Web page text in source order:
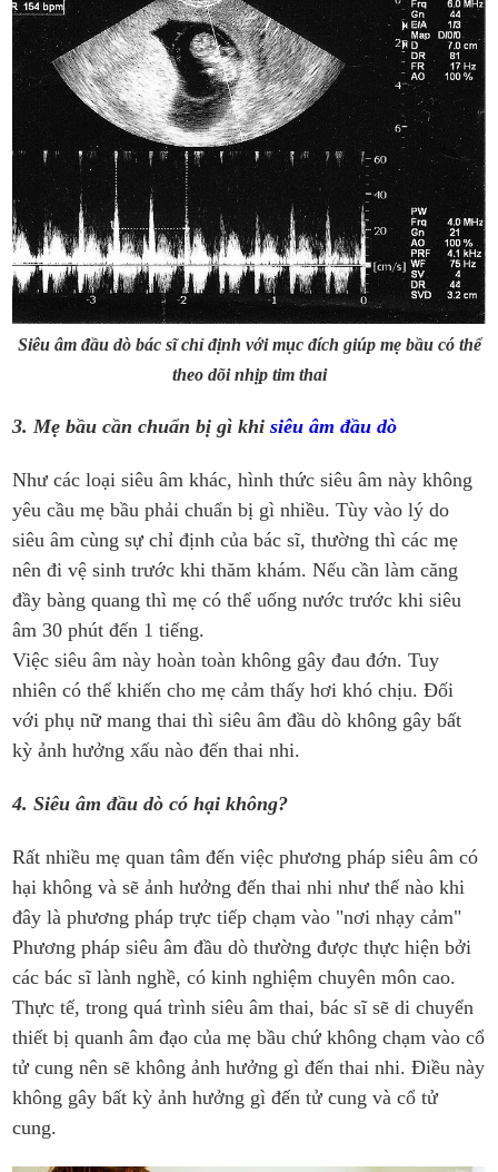
Siêu âm đầu dò bác sĩ chỉ định với mục đích giúp mẹ bầu có thể
theo dõi nhịp tim thai
3. Mẹ bầu cần chuẩn bị gì khisiêu âm đầu dò
Như các loại siêu âm khác, hình thức siêu âm này không
yêu cầu mẹ bầu phải chuẩn bị gì nhiều. Tùy vào lý do
siêu âm cùng sự chỉ định của bác sĩ, thường thì các mẹ
nên đi vệ sinh trước khi thăm khám. Nếu cần làm căng
đầy bàng quang thì mẹ có thể uống nước trước khi siêu
âm 30 phút đến 1 tiếng.
Việc siêu âm này hoàn toàn không gây đau đớn. Tuy
nhiên có thể khiến cho mẹ cảm thấy hơi khó chịu. Đối
với phụ nữ mang thai thì siêu âm đầu dò không gây bất
kỳ ảnh hưởng xấu nào đến thai nhi.
4. Siêu âm đầu dò có hại không?
Rất nhiều mẹ quan tâm đến việc phương pháp siêu âm có
hại không và sẽ ảnh hưởng đến thai nhi như thế nào khi
đây là phương pháp trực tiếp chạm vào "nơi nhạy cảm"
Phương pháp siêu âm đầu dò thường được thực hiện bởi
các bác sĩ lành nghề, có kinh nghiệm chuyên môn cao.
Thực tế, trong quá trình siêu âm thai, bác sĩ sẽ di chuyển
thiết bị quanh âm đạo của mẹ bầu chứ không chạm vào cổ
tử cung nên sẽ không ảnh hưởng gì đến thai nhi. Điều này
không gây bất kỳ ảnh hưởng gì đến tử cung và cổ tử
cung.